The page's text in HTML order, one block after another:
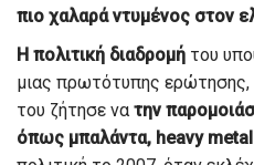
πιο χαλαρά ντυμένος στον
Η πολιτική διαδρομή του
μιας πρωτότυπης ερώτησης,
του ζήτησε να την
όπως μπαλάντα, heavy